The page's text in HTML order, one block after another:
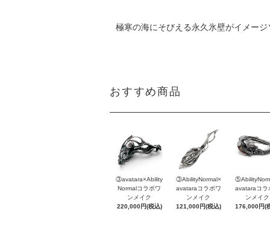
極寒の海にそびえる永久氷壁がイメージ
おすすめ商品
③avatara×Ability
Normalコラボワ
ンメイク
220,000円(税込)
③AbilityNormal×
avataraコラボワ
ンメイク
121,000円(税込)
avataraコラ
ンメイク
176,000円(